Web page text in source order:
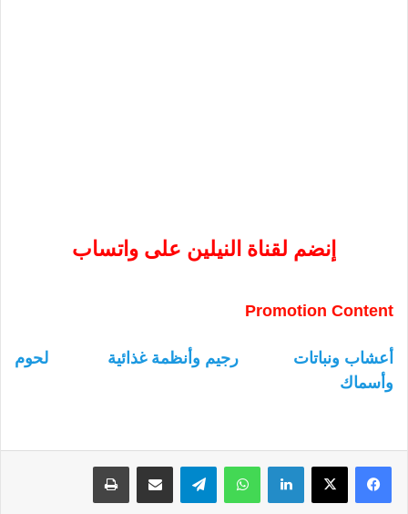
إنضم لقناة النيلين على واتساب
Promotion Content
أعشاب ونباتات رجيم وأنظمة غذائية
لحوم
وأسماك
لينكدإن واتساب